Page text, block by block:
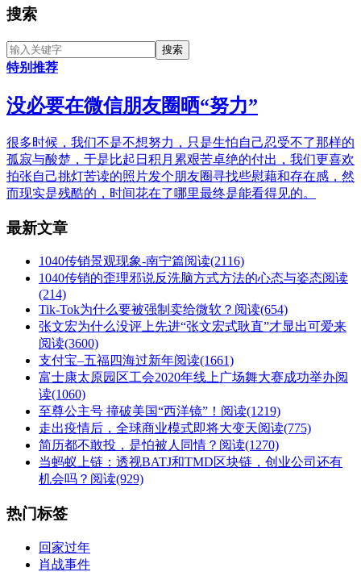
搜索
特别推荐
没必要在微信朋友圈晒“努力”
很多时候，我们不是不想努力，只是生怕自己忍受不了那样的
孤寂与酸楚，于是比起日积月累艰苦卓绝的付出，我们更喜欢
拍张自己挑灯苦读的照片发个朋友圈寻找些慰藉和存在感，然
而现实是残酷的，时间花在了哪里最终是能看得见的。
最新文章
1040传销景观现象-南宁篇阅读(2116)
1040传销的歪理邪说反洗脑方式方法的心态与姿态阅读
(214)
Tik-Tok为什么要被强制卖给微软？ 阅读(654)
张文宏为什么没评上先进“张文宏式耿直”才显出可爱来
阅读(3600)
支付宝–五福四海过新年阅读(1661)
富士康太原园区工会2020年线上广场舞大赛成功举办阅
读(1060)
至尊公主号 撞破美国“西洋镜”！ 阅读(1219)
走出疫情后，全球商业模式即将大变天阅读(775)
简历都不敢投，是怕被人同情？ 阅读(1270)
当蚂蚁上链：透视BATJ和TMD区块链，创业公司还有
机会吗？ 阅读(929)
热门标签
回家过年
肖战事件